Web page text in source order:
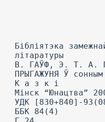
Бібліятэка
літаратуры
В. ГАЎФ, Э. Т. А.
ПРЫГАЖУНЯ Ў
К а з к і
Мінск “Юнацтва”
УДК [830+840]-
ББК 84(4)